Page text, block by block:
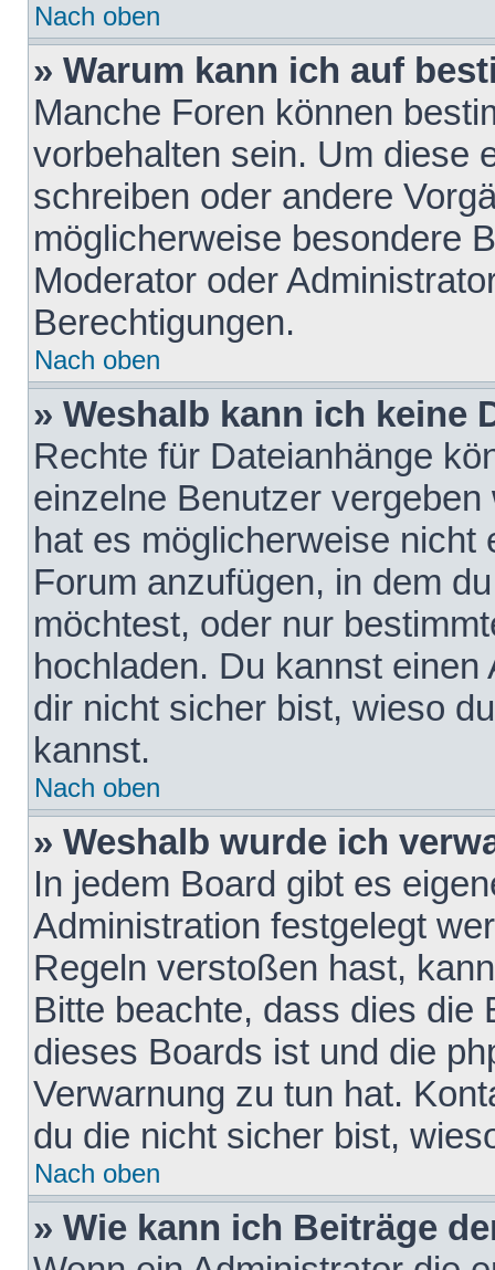
Nach oben
» Warum kann ich auf
Manche Foren können
vorbehalten sein. Um diese
schreiben oder andere
möglicherweise besondere
Moderator oder
Berechtigungen.
Nach oben
» Weshalb kann ich keine
Rechte für Dateianhänge
einzelne Benutzer
hat es möglicherweise nicht
Forum anzufügen, in dem
möchtest, oder nur
hochladen. Du kannst
dir nicht sicher bist, wieso
kannst.
Nach oben
» Weshalb wurde ich
In jedem Board gibt es
Administration festgelegt
Regeln verstoßen hast,
Bitte beachte, dass dies die
dieses Boards ist und die
Verwarnung zu tun hat.
du die nicht sicher bist,
Nach oben
» Wie kann ich Beiträge